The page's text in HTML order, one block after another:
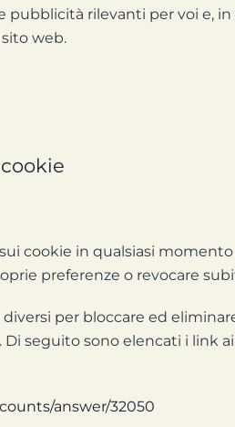
pubblicità rilevanti per voi e,
web.
cookie in qualsiasi
preferenze o revocare
per bloccare ed
Di seguito sono elencati i
answer/32050